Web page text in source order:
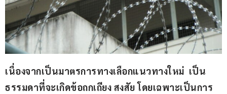
เนื่องจากเป็นมาตรการทางเลือกแนวทางใหม่  เป็น
ธรรมดาที่จะเกิดข้อถกเถียง สงสัย โดยเฉพาะเป็นการ